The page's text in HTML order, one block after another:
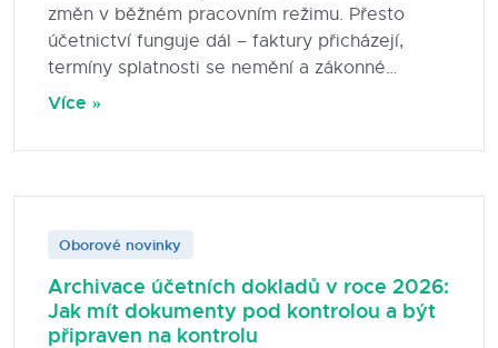
změn v běžném pracovním režimu. Přesto
účetnictví funguje dál – faktury přicházejí,
termíny splatnosti se nemění a zákonné
povinnosti není možné odložit na dobu po
procesy tak, aby firma fungovala bez
praktické tipy, které pomohou účetním i vedení
zbytečného stresu.
Více »
Oborové novinky
Archivace účetních dokladů v roce 2026:
Jak mít dokumenty pod kontrolou a být
připraven na kontrolu